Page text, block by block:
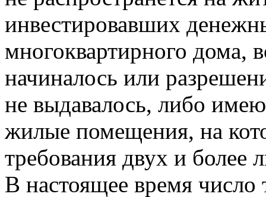
инвестировавших
многоквартирного дома,
начиналось или
не выдавалось, либо
жилые помещения, на
требования двух и более
В настоящее время число